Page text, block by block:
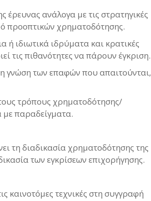
ανάλογα με τις στρατηγικές
προοπτικών χρηματοδότησης.
ιδιωτικά ιδρύματα και κρατικές
τις πιθανότητες να πάρουν έγκριση.
γνώση των επαφών που απαιτούνται,
τρόπους χρηματοδότησης/
με παραδείγματα.
τη διαδικασία χρηματοδότησης της
των εγκρίσεων επιχορήγησης.
καινοτόμες τεχνικές στη συγγραφή